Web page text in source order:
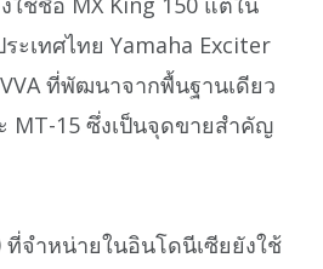
ะเทศไทย Yamaha Exciter
ที่พัฒนาจากพื้นฐานเดียว
MT-15 ซึ่งเป็นจุดขายสำคัญ
ที่จำหน่ายในอินโดนีเซียยังใช้